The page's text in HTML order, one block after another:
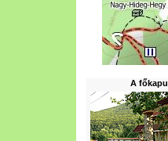
A főkapu